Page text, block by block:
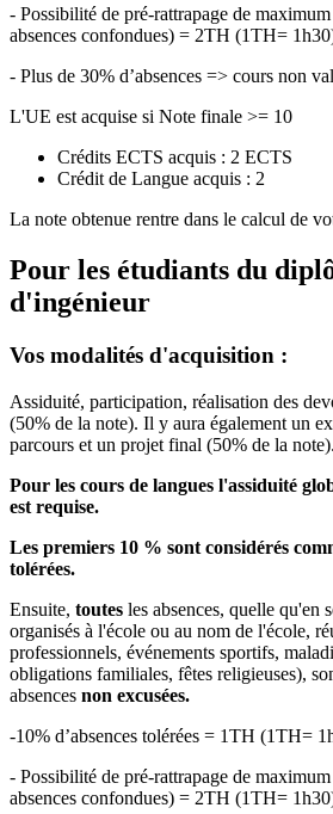
- Possibilité de pré-rattrapage de
absences confondues) = 2TH (1TH=
- Plus de 30% d’absences => cours non
L'UE est acquise si Note finale >= 10
Crédits ECTS acquis : 2 ECTS
Crédit de Langue acquis : 2
La note obtenue rentre dans le calcul de
Pour les étudiants du
d'ingénieur
Vos modalités d'acquisition :
Assiduité, participation, réalisation des
(50% de la note). Il y aura également un
parcours et un projet final (50% de la note).
Pour les cours de langues l'assiduité
est requise.
Les premiers 10 % sont considérés
tolérées.
Ensuite, toutes les absences, quelle qu'en
organisés à l'école ou au nom de l'école,
professionnels, événements sportifs,
obligations familiales, fêtes religieuses),
absences non excusées.
-10% d’absences tolérées = 1TH (1TH=
- Possibilité de pré-rattrapage de
absences confondues) = 2TH (1TH=